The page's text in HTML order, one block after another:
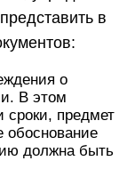
в
о
В этом
сроки, предмет
обоснование
должна быть